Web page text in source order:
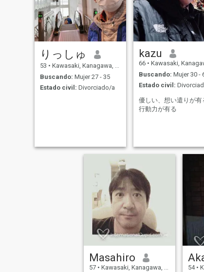
りっしゅ
53 • Kawasaki, Kanagawa, Japón
Buscando: Mujer 27 - 35
Estado civil: Divorciado/a
kazu
66 • Kawasaki, Kanagawa,
Buscando: Mujer 30 -
Estado civil:
優しい、想い遣りが有
行動力が有る
Masahiro
57 • Kawasaki, Kanagawa, Japón
54 •